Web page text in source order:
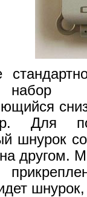
Для
шнурок
другом.